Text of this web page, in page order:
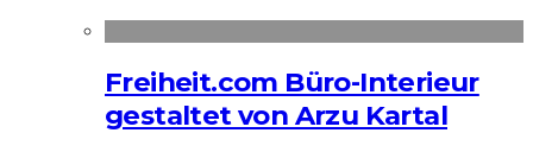
Freiheit.com Büro-Interieur
gestaltet von Arzu Kartal